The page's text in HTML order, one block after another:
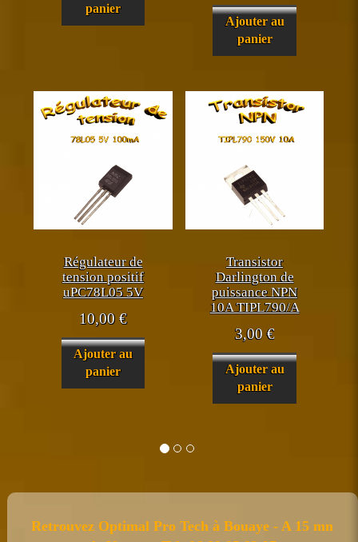
panier
Ajouter au
panier
Régulateur de
tension positif
uPC78L05 5V
10,00 €
Ajouter au
panier
Transistor
Darlington de
puissance NPN
10A TIPL790/A
3,00€
Ajouter au
panier
Retrouvez Optimal Pro Tech à Bouaye - A 15 mn